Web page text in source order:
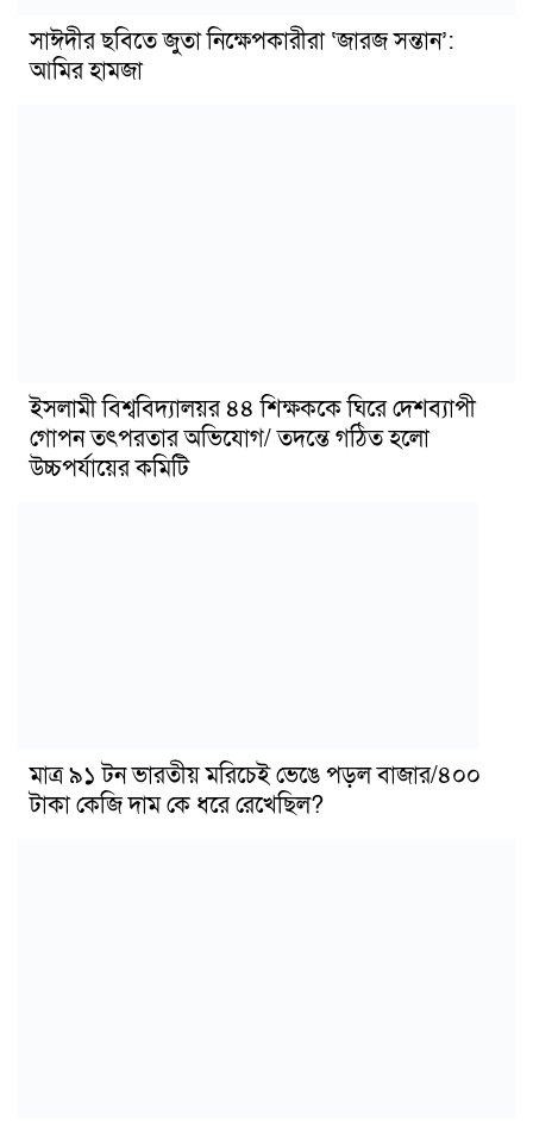
সাঈদীর ছবিতে জুতা নিক্ষেপকারীরা ‘জারজ সন্তান’:
আমির হামজা
ইসলামী বিশ্ববিদ্যালয়র ৪৪ শিক্ষককে ঘিরে দেশব্যাপী
গোপন তৎপরতার অভিযোগ/ তদন্তে গঠিত হলো
উচ্চপর্যায়ের কমিটি
মাত্র ৯১ টন ভারতীয় মরিচেই ভেঙে পড়ল বাজার/৪০০
টাকা কেজি দাম কে ধরে রেখেছিল?